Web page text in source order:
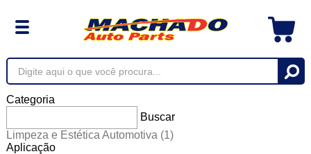
Categoria
Buscar
Limpeza e Estética Automotiva (1)
Aplicação